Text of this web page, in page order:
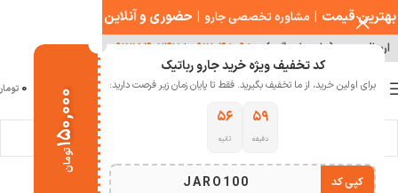
کد تخفیف ویژه خرید جارو رباتیک
برای اولین خرید، از ما تخفیف بگیرید. فقط تا پایان زمان زیر فرصت دارید:
۵۹
دقیقه
۵۶
ثانیه
JARO100 کپی کد
۱۵۰,۰۰۰
تومان
منو 0
خانه
بهترین قیمت | مشاوره تخصصی جارو | حضوری و آنلاین
ارسال سریع ( با هماهنگی ) ۰۹۱۲۰۴۸۰۹۸۰ | ۰۹۱۲۱۵۴۰۲۴۷